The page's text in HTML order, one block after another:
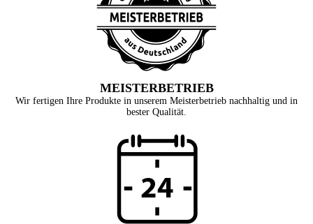
MEISTERBETRIEB
Wir fertigen Ihre Produkte in unserem Meisterbetrieb nachhaltig und in
bester Qualität.